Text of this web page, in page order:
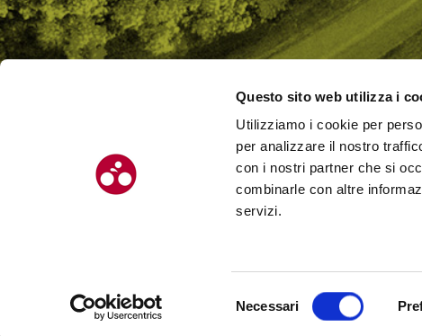
Questo sito web utilizza i
Utilizziamo i cookie per
per analizzare il nostro
con i nostri partner che si
combinarle con altre
servizi.
Necessari
CHI SIAMO
CONTATTI
© Chilometro 162 srl – P.I. 04522410408 – Via Soardi 5, 47921 – Rimini
Realizzato da SUNTIMES